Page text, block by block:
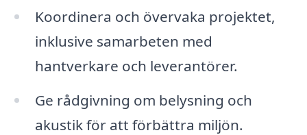
Koordinera och övervaka projektet,
inklusive samarbeten med
hantverkare och leverantörer.
Ge rådgivning om belysning och
akustik för att förbättra miljön.